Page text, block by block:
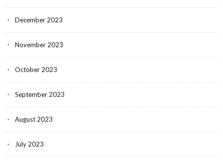
December 2023
November 2023
October 2023
September 2023
August 2023
July 2023